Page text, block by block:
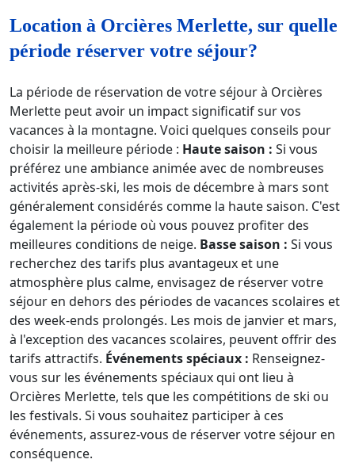
Location à Orcières Merlette, sur quelle
période réserver votre séjour?
La période de réservation de votre séjour à Orcières
Merlette peut avoir un impact significatif sur vos
vacances à la montagne. Voici quelques conseils pour
choisir la meilleure période : Haute saison : Si vous
préférez une ambiance animée avec de nombreuses
activités après-ski, les mois de décembre à mars sont
généralement considérés comme la haute saison. C'est
également la période où vous pouvez profiter des
meilleures conditions de neige. Basse saison : Si vous
recherchez des tarifs plus avantageux et une
atmosphère plus calme, envisagez de réserver votre
séjour en dehors des périodes de vacances scolaires et
des week-ends prolongés. Les mois de janvier et mars,
à l'exception des vacances scolaires, peuvent offrir des
tarifs attractifs. Événements spéciaux : Renseignez-
vous sur les événements spéciaux qui ont lieu à
Orcières Merlette, tels que les compétitions de ski ou
les festivals. Si vous souhaitez participer à ces
événements, assurez-vous de réserver votre séjour en
conséquence.